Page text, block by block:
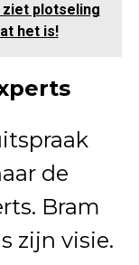
plotseling
het is!
de
Bram
zijn visie.